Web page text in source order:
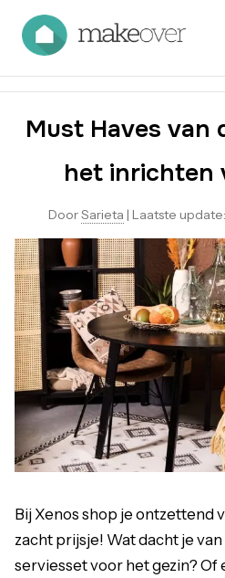
Must Haves van
het inrichten
DoorSarieta | Laatste update:
Bij Xenos shop je ontzettend
zacht prijsje! Wat dacht je
serviesset voor het gezin?